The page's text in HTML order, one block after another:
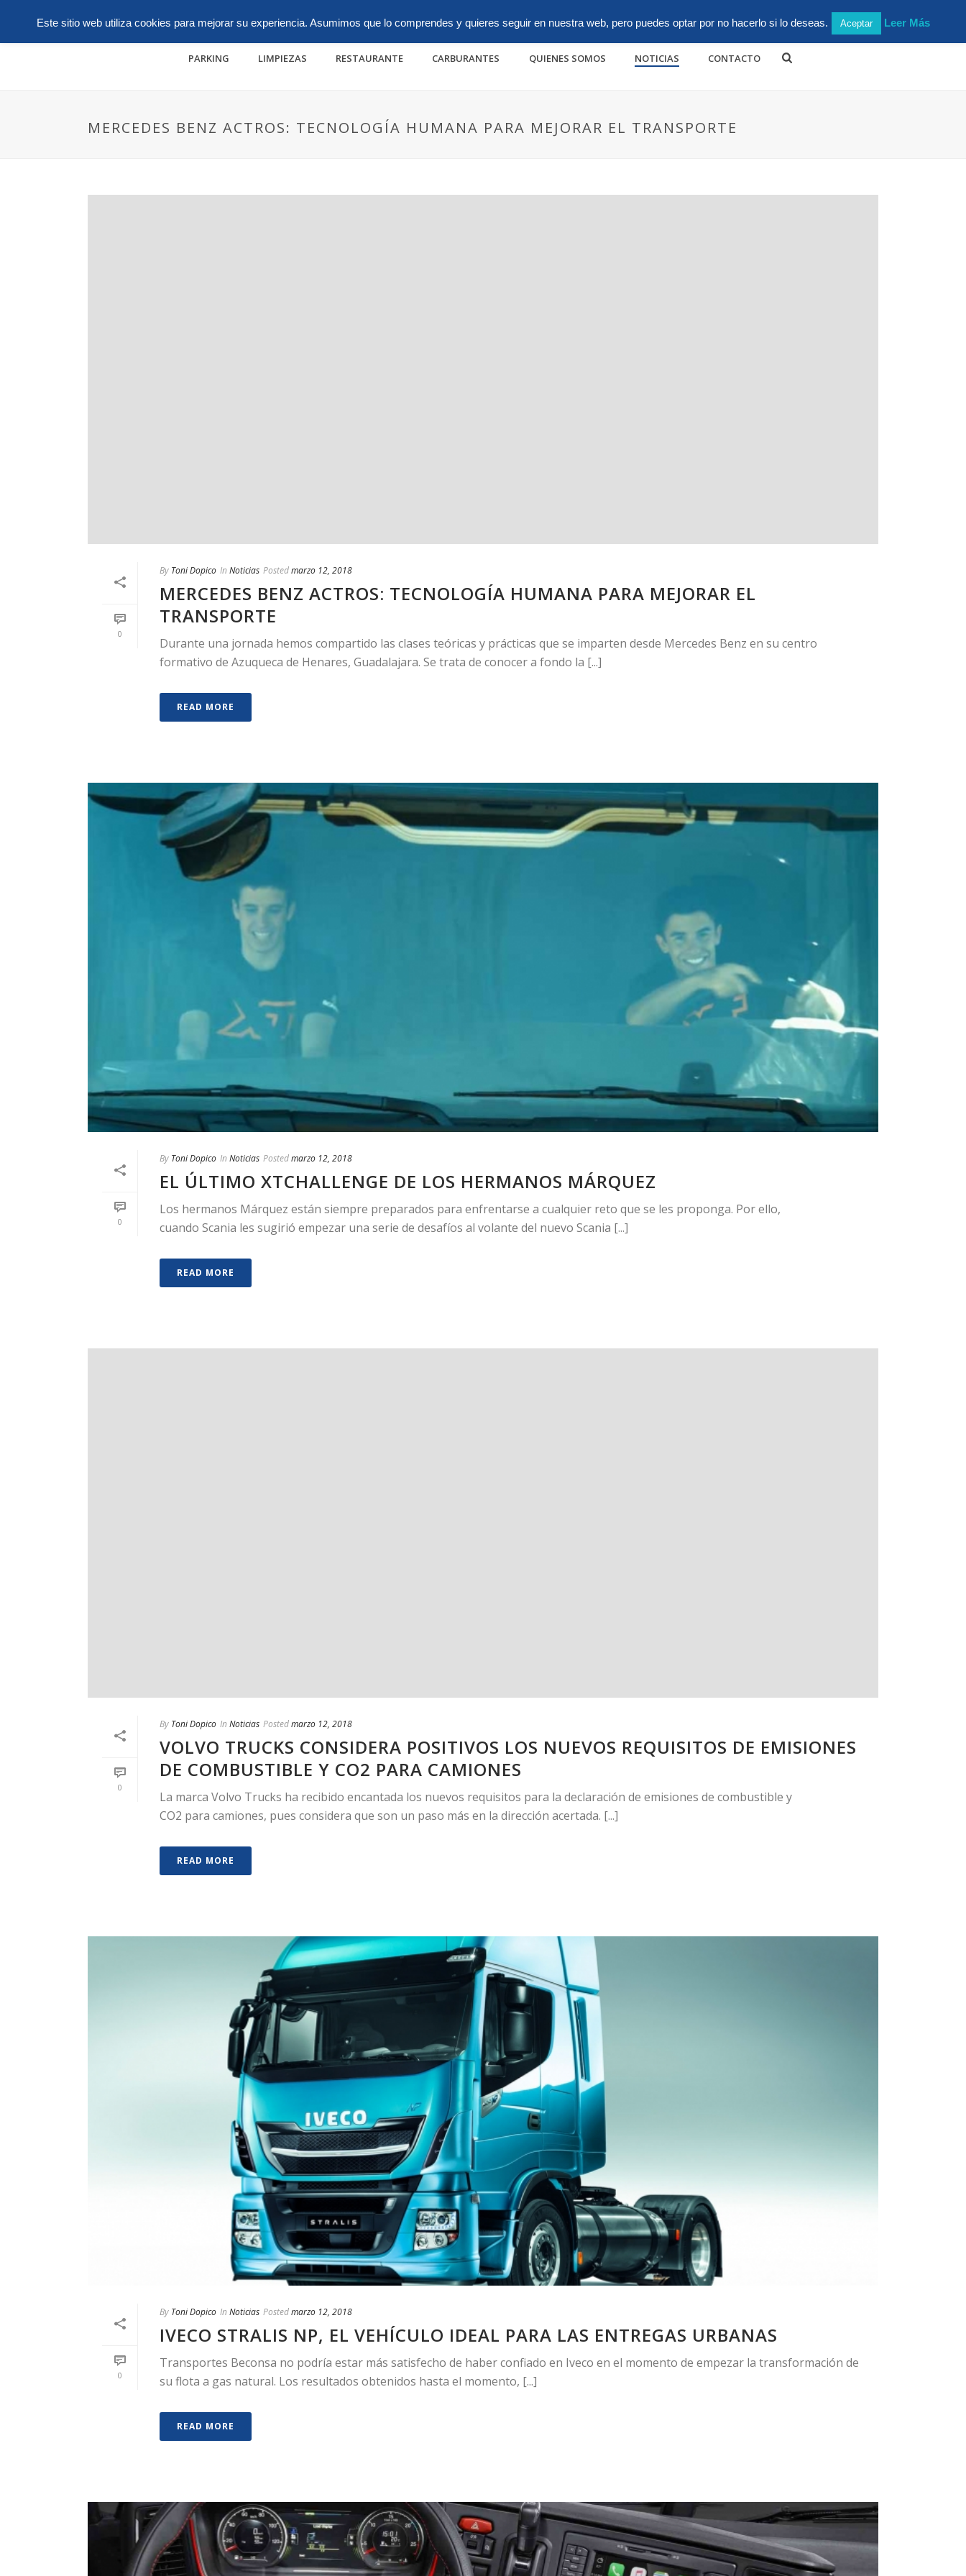
Login
PARKING LIMPIEZAS RESTAURANTE CARBURANTES QUIENES SOMOS NOTICIAS CONTACTO
MERCEDES BENZ ACTROS: TECNOLOGÍA HUMANA PARA MEJORAR EL TRANSPORTE
0
By Toni Dopico In Noticias Postedmarzo 12, 2018
MERCEDES BENZ ACTROS: TECNOLOGÍA HUMANA PARA MEJORAR EL
TRANSPORTE
Durante una jornada hemos compartido las clases teóricas y prácticas que se imparten desde Mercedes Benz en su centro
formativo de Azuqueca de Henares, Guadalajara. Se trata de conocer a fondo la [...]
READ MORE
0
By Toni Dopico In Noticias Postedmarzo 12, 2018
EL ÚLTIMO XTCHALLENGE DE LOS HERMANOS MÁRQUEZ
Los hermanos Márquez están siempre preparados para enfrentarse a cualquier reto que se les proponga. Por ello,
cuando Scania les sugirió empezar una serie de desafíos al volante del nuevo Scania [...]
READ MORE
0
By Toni Dopico In Noticias Postedmarzo 12, 2018
VOLVO TRUCKS CONSIDERA POSITIVOS LOS NUEVOS REQUISITOS DE EMISIONES
DE COMBUSTIBLE Y CO2 PARA CAMIONES
La marca Volvo Trucks ha recibido encantada los nuevos requisitos para la declaración de emisiones de combustible y
CO2 para camiones, pues considera que son un paso más en la dirección acertada. [...]
READ MORE
0
By Toni Dopico In Noticias Postedmarzo 12, 2018
IVECO STRALIS NP, EL VEHÍCULO IDEAL PARA LAS ENTREGAS URBANAS
Transportes Beconsa no podría estar más satisfecho de haber confiado en Iveco en el momento de empezar la transformación de
su flota a gas natural. Los resultados obtenidos hasta el momento, [...]
READ MORE
Este sitio web utiliza cookies para mejorar su experiencia. Asumimos que lo comprendes y quieres seguir en nuestra web, pero puedes optar por no hacerlo si lo deseas. Aceptar Leer Más